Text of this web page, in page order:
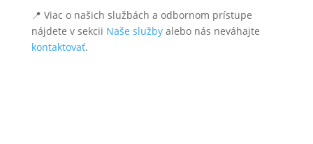
📍 Viac o našich službách a odbornom prístupe
nájdete v sekcii Naše službyalebo nás neváhajte
kontaktovať.